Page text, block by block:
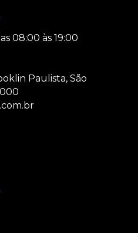
08:00 às 19:00
Paulista, São